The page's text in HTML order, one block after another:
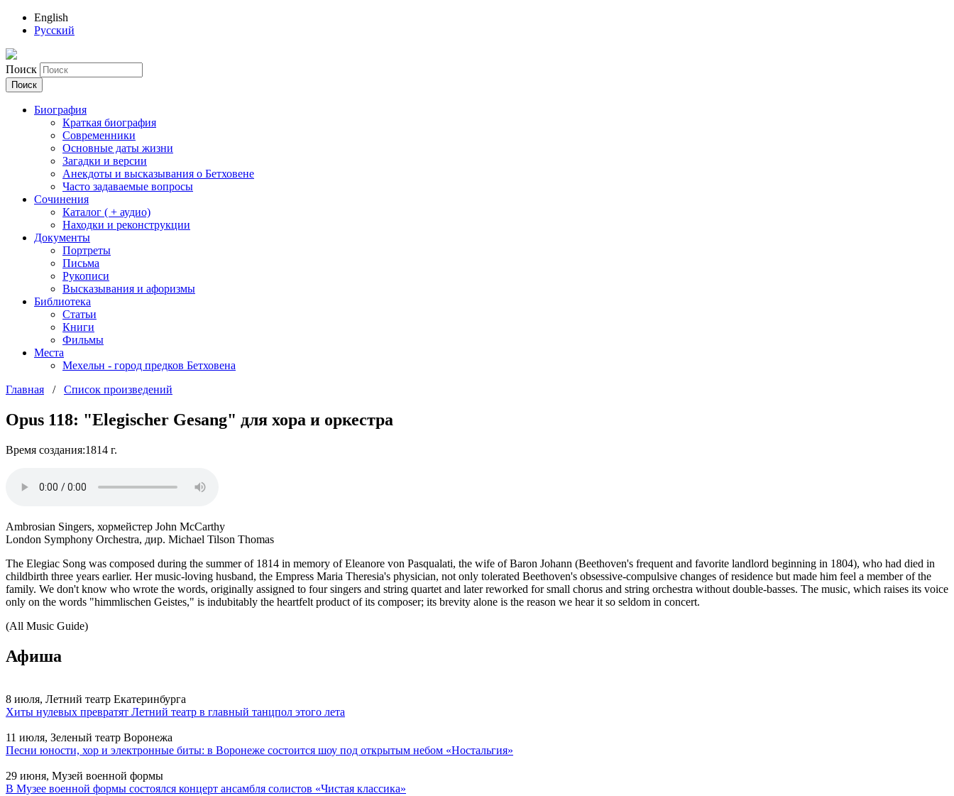
English
Русский
Поиск
Биография
Краткая биография
Современники
Основные даты жизни
Загадки и версии
Анекдоты и высказывания о Бетховене
Часто задаваемые вопросы
Сочинения
Каталог ( + аудио)
Находки и реконструкции
Документы
Портреты
Письма
Рукописи
Высказывания и афоризмы
Библиотека
Статьи
Книги
Фильмы
Места
Мехельн - город предков Бетховена
Главная / Список произведений
Opus 118: "Elegischer Gesang" для хора и оркестра
Время создания:1814 г.
Ambrosian Singers, хормейстер John McCarthy
London Symphony Orchestra, дир. Michael Tilson Thomas
The Elegiac Song was composed during the summer of 1814 in memory of Eleanore von Pasqualati, the wife of Baron Johann (Beethoven's frequent and favorite landlord beginning in 1804), who had died in
childbirth three years earlier. Her music-loving husband, the Empress Maria Theresia's physician, not only tolerated Beethoven's obsessive-compulsive changes of residence but made him feel a member of the
family. We don't know who wrote the words, originally assigned to four singers and string quartet and later reworked for small chorus and string orchestra without double-basses. The music, which raises its voice
only on the words "himmlischen Geistes," is indubitably the heartfelt product of its composer; its brevity alone is the reason we hear it so seldom in concert.
(All Music Guide)
Афиша
8 июля, Летний театр Екатеринбурга
Хиты нулевых превратят Летний театр в главный танцпол этого лета
11 июля, Зеленый театр Воронежа
Песни юности, хор и электронные биты: в Воронеже состоится шоу под открытым небом «Ностальгия»
29 июня, Музей военной формы
В Музее военной формы состоялся концерт ансамбля солистов «Чистая классика»